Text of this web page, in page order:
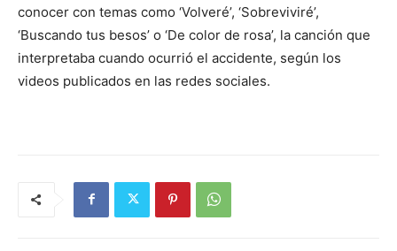
conocer con temas como ‘Volveré’, ‘Sobreviviré’,
‘Buscando tus besos’ o ‘De color de rosa’, la canción que
interpretaba cuando ocurrió el accidente, según los
videos publicados en las redes sociales.